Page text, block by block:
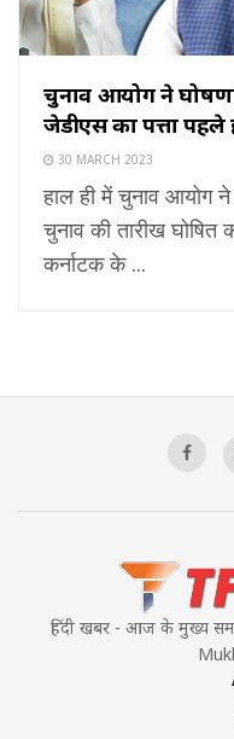
चुनाव आयोग ने
जेडीएस का पत्ता पहले
30 MARCH 2023
हाल ही में चुनाव आयोग
चुनाव की तारीख
कर्नाटक के ...
हिंदी खबर - आज के मुख्य